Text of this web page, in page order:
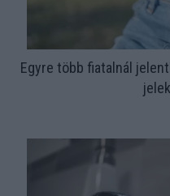
Egyre több fiatalnál